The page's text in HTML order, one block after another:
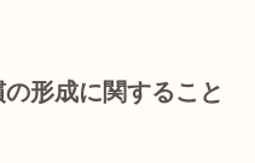
形成に関すること